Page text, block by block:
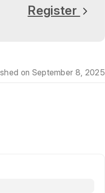
Register
on September 8, 2025